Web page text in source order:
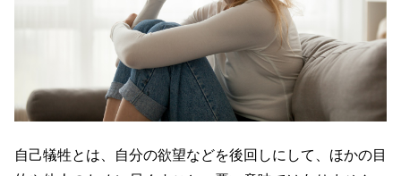
自己犠牲とは、自分の欲望などを後回しにして、ほかの目